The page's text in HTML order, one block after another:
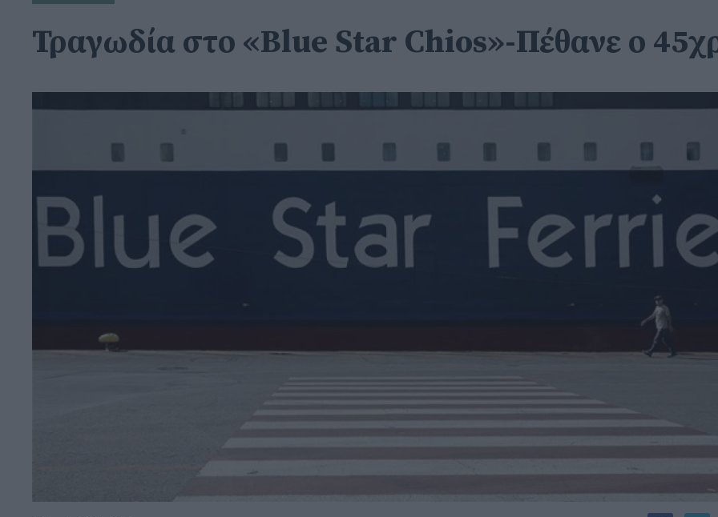
Τραγωδία στο «Blue Star Chios»-Πέθανε ο